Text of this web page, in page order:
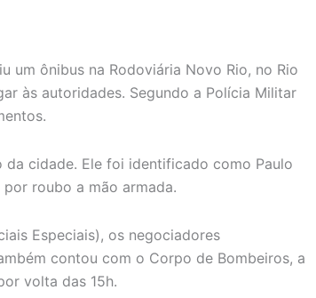
um ônibus na Rodoviária Novo Rio, no Rio
às autoridades. Segundo a Polícia Militar
da cidade. Ele foi identificado como Paulo
roubo a mão armada.
Especiais), os negociadores
contou com o Corpo de Bombeiros, a
volta das 15h.